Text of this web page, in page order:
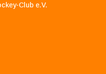
Club e.V.